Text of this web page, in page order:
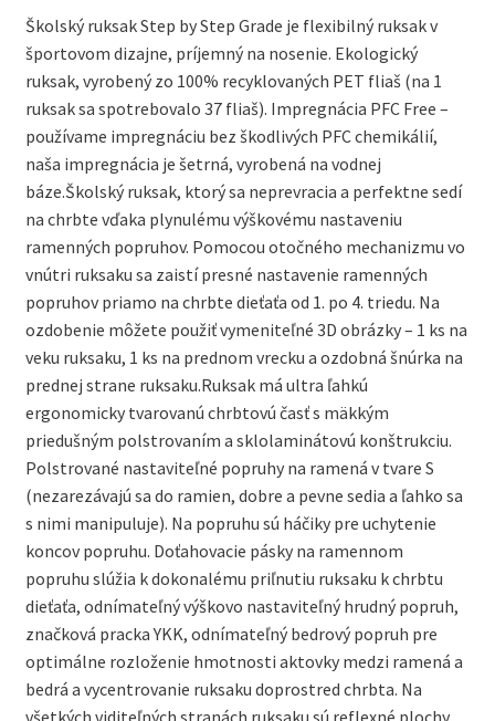
Školský ruksak Step by Step Grade je flexibilný ruksak v
športovom dizajne, príjemný na nosenie. Ekologický
ruksak, vyrobený zo 100% recyklovaných PET fliaš (na 1
ruksak sa spotrebovalo 37 fliaš). Impregnácia PFC Free –
používame impregnáciu bez škodlivých PFC chemikálií,
naša impregnácia je šetrná, vyrobená na vodnej
báze.Školský ruksak, ktorý sa neprevracia a perfektne sedí
na chrbte vďaka plynulému výškovému nastaveniu
ramenných popruhov. Pomocou otočného mechanizmu vo
vnútri ruksaku sa zaistí presné nastavenie ramenných
popruhov priamo na chrbte dieťaťa od 1. po 4. triedu. Na
ozdobenie môžete použiť vymeniteľné 3D obrázky – 1 ks na
veku ruksaku, 1 ks na prednom vrecku a ozdobná šnúrka na
prednej strane ruksaku.Ruksak má ultra ľahkú
ergonomicky tvarovanú chrbtovú časť s mäkkým
priedušným polstrovaním a sklolaminátovú konštrukciu.
Polstrované nastaviteľné popruhy na ramená v tvare S
(nezarezávajú sa do ramien, dobre a pevne sedia a ľahko sa
s nimi manipuluje). Na popruhu sú háčiky pre uchytenie
koncov popruhu. Doťahovacie pásky na ramennom
popruhu slúžia k dokonalému priľnutiu ruksaku k chrbtu
dieťaťa, odnímateľný výškovo nastaviteľný hrudný popruh,
značková pracka YKK, odnímateľný bedrový popruh pre
optimálne rozloženie hmotnosti aktovky medzi ramená a
bedrá a vycentrovanie ruksaku doprostred chrbta. Na